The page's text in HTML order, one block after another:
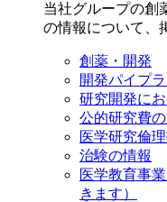
当社グループの創
の情報について、
創薬・開発
開発パイプ
研究開発に
公的研究費
医学研究倫
治験の情報
医学教育事
きます）